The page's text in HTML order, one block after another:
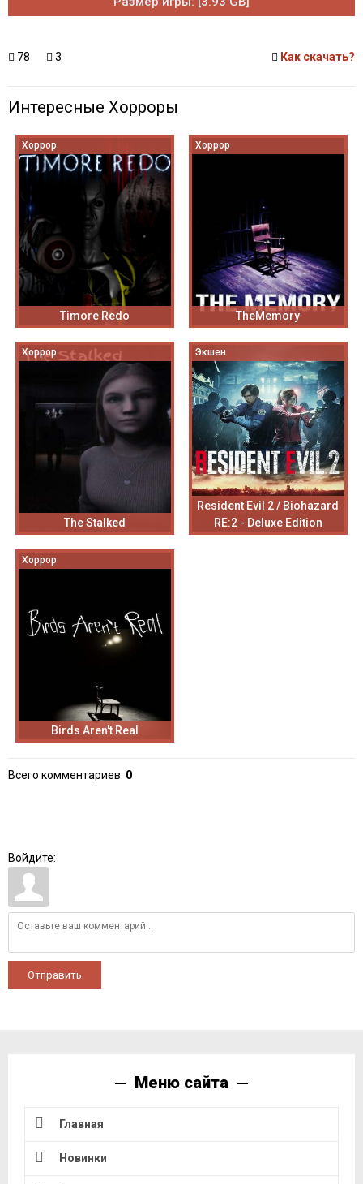
78 3 Как скачать?
Интересные Хорроры
Хоррор
Timore Redo
Хоррор
TheMemory
Хоррор
The Stalked
Экшен
Resident Evil 2 / Biohazard
RE:2 - Deluxe Edition
Хоррор
Birds Aren't Real
Всего комментариев: 0
Войдите:
Отправить
Меню сайта
Главная
Новинки